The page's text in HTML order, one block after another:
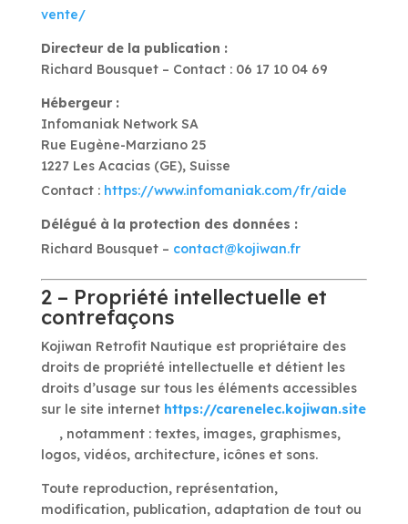
vente/
Directeur de la publication :
Richard Bousquet – Contact : 06 17 10 04 69
Hébergeur :
Infomaniak Network SA
Rue Eugène-Marziano 25
1227 Les Acacias (GE), Suisse
Contact : https://www.infomaniak.com/fr/aide
Délégué à la protection des données :
Richard Bousquet – contact@kojiwan.fr
2 – Propriété intellectuelle et
contrefaçons
Kojiwan Retrofit Nautique est propriétaire des
droits de propriété intellectuelle et détient les
droits d’usage sur tous les éléments accessibles
sur le site internet https://carenelec.kojiwan.site
, notamment : textes, images, graphismes,
logos, vidéos, architecture, icônes et sons.
Toute reproduction, représentation,
modification, publication, adaptation de tout ou